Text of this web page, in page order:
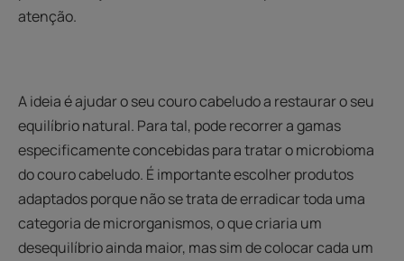
atenção.
A ideia é ajudar o seu couro cabeludo a restaurar o seu
equilíbrio natural. Para tal, pode recorrer a gamas
especificamente concebidas para tratar o microbioma
do couro cabeludo. É importante escolher produtos
adaptados porque não se trata de erradicar toda uma
categoria de microrganismos, o que criaria um
desequilíbrio ainda maior, mas sim de colocar cada um